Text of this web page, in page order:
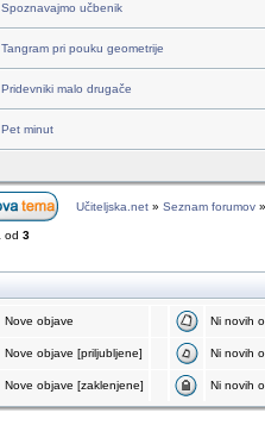
Spoznavajmo učbenik
Tangram pri pouku geometrije
Pridevniki malo drugače
Pet minut
Učiteljska.net » Seznam forumov
od 3
Nove objave Ni novih
Nove objave [priljubljene] Ni novih
Nove objave [zaklenjene] Ni novih